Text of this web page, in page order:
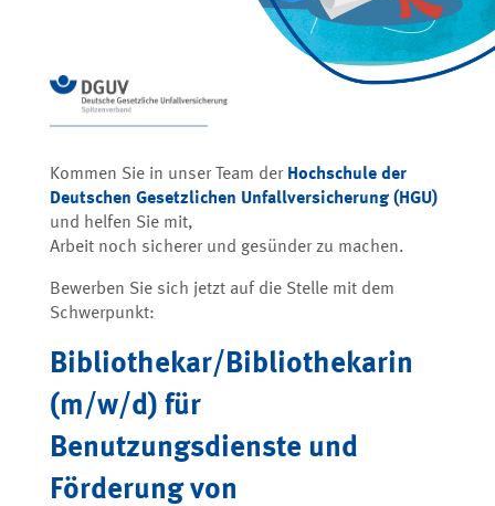
Kommen Sie in unser Team der Hochschule der
Deutschen Gesetzlichen Unfallversicherung (HGU)
und helfen Sie mit,
Arbeit noch sicherer und gesünder zu machen.
Bewerben Sie sich jetzt auf die Stelle mit dem
Schwerpunkt:
Bibliothekar/Bibliothekarin
(m/w/d) für
Benutzungsdienste und
Förderung von